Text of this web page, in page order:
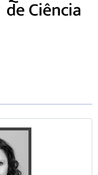
pesquisadora da